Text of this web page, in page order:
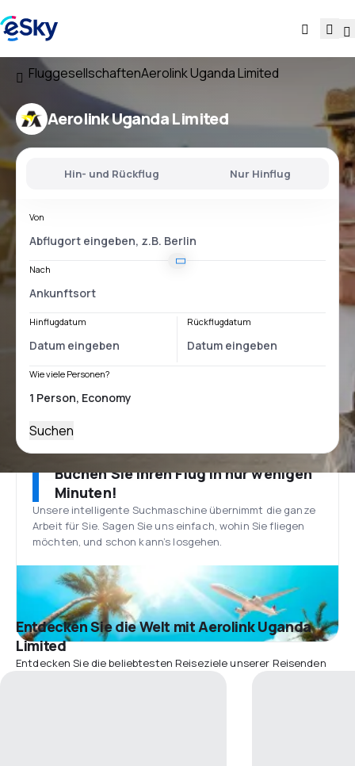
FluggesellschaftenAerolink Uganda Limited
Aerolink Uganda Limited
Hin- und Rückflug Nur Hinflug
Von
Nach
Hinflugdatum Rückflugdatum
Wie viele Personen?
Suchen
Buchen Sie Ihren Flug in nur wenigen
Minuten!
Unsere intelligente Suchmaschine übernimmt die ganze
Arbeit für Sie. Sagen Sie uns einfach, wohin Sie fliegen
möchten, und schon kann’s losgehen.
Entdecken Sie die Welt mit Aerolink Uganda
Limited
Entdecken Sie die beliebtesten Reiseziele unserer Reisenden